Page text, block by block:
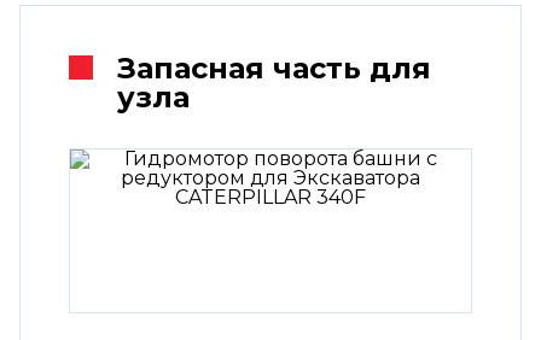
Запасная часть для
узла